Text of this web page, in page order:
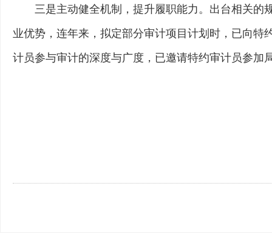
三是主动健全机制，提升履职能力。出台相关的
业优势，连年来，拟定部分审计项目计划时，已向
计员参与审计的深度与广度，已邀请特约审计员参加